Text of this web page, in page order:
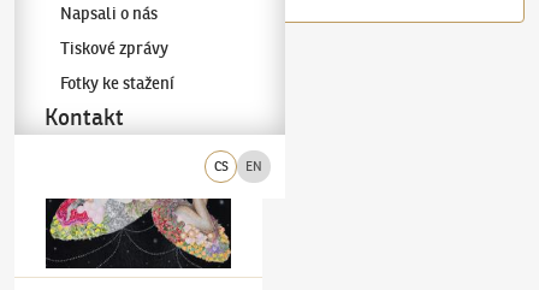
CS EN
Napsali o nás
Tiskové zprávy
Fotky ke stažení
Kontakt
Karolína Netolická(✱ 1993)